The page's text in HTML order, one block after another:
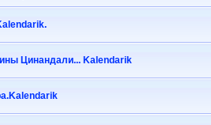
Цинандали... Kalendarik